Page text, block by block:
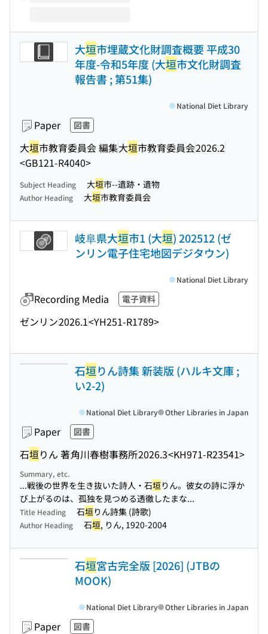
大垣市埋蔵文化財調査概要 平成30
年度-令和5年度 (大垣市文化財調査
報告書 ; 第51集)
Paper 図書
大垣市教育委員会 編集大垣市教育委員会2026.2
<GB121-R4040>
National Diet Library
Subject Heading 大垣市--遺跡・遺物
Author Heading 大垣市教育委員会
岐阜県大垣市1 (大垣) 202512 (ゼ
ンリン電子住宅地図デジタウン)
Recording Media 電子資料
ゼンリン2026.1<YH251-R1789>
National Diet Library
石垣りん詩集 新装版 (ハルキ文庫 ;
い2-2)
Paper 図書
石垣りん 著角川春樹事務所2026.3<KH971-R23541>
National Diet Library Other Libraries in Japan
Summary, etc.
...戦後の世界を生き抜いた詩人・石垣りん。彼女の詩に浮か
び上がるのは、孤独を見つめる透徹したまな...
Title Heading 石垣りん詩集 (詩歌)
Author Heading 石垣, りん, 1920-2004
石垣宮古完全版 [2026] (JTBの
MOOK)
Paper 図書
National Diet Library Other Libraries in Japan